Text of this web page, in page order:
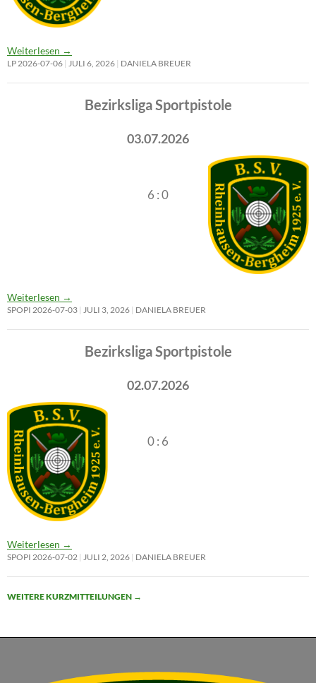
Weiterlesen →
LP 2026-07-06 JULI 6, 2026 DANIELA BREUER
Bezirksliga Sportpistole
03.07.2026
6 : 0
Weiterlesen →
SPOPI 2026-07-03 JULI 3, 2026 DANIELA BREUER
Bezirksliga Sportpistole
02.07.2026
0 : 6
Weiterlesen →
SPOPI 2026-07-02 JULI 2, 2026 DANIELA BREUER
WEITERE KURZMITTEILUNGEN →